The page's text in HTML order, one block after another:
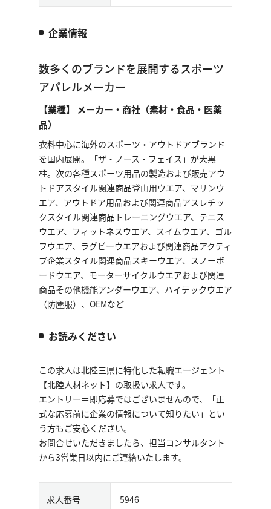
企業情報
数多くのブランドを展開するスポーツ
アパレルメーカー
【業種】 メーカー・商社（素材・食品・医薬
品）
衣料中心に海外のスポーツ・アウトドアブランド
を国内展開。「ザ・ノース・フェイス」が大黒
柱。次の各種スポーツ用品の製造および販売アウ
トドアスタイル関連商品登山用ウエア、マリンウ
エア、アウトドア用品および関連商品アスレチッ
クスタイル関連商品トレーニングウエア、テニス
ウエア、フィットネスウエア、スイムウエア、ゴル
フウエア、ラグビーウエアおよび関連商品アクティ
ブ企業スタイル関連商品スキーウエア、スノーボ
ードウエア、モーターサイクルウエアおよび関連
商品その他機能アンダーウエア、ハイテックウエア
（防塵服）、OEMなど
お読みください
この求人は北陸三県に特化した転職エージェント
【北陸人材ネット】の取扱い求人です。
エントリー＝即応募ではございませんので、「正
式な応募前に企業の情報について知りたい」とい
う方もご安心ください。
お問合せいただきましたら、担当コンサルタント
から3営業日以内にご連絡いたします。
求人番号 5946